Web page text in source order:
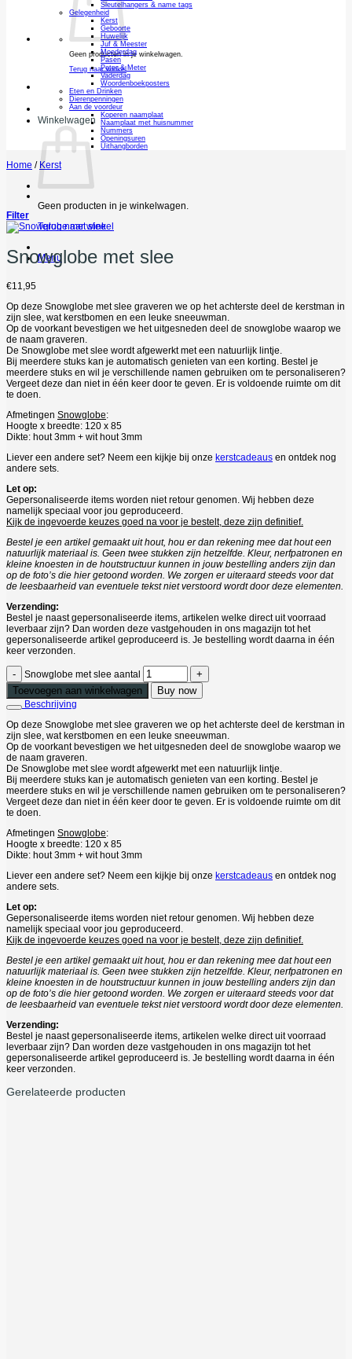
Geen producten in je winkelwagen.
Terug naar winkel
Winkelwagen
Geen producten in je winkelwagen.
Terug naar winkel
Menu
Sleutelhangers & name tags
Gelegenheid
Kerst
Geboorte
Huwelijk
Juf & Meester
Moederdag
Pasen
Peter & Meter
Vaderdag
Woordenboekposters
Eten en Drinken
Dierenpenningen
Aan de voordeur
Koperen naamplaat
Naamplaat met huisnummer
Nummers
Openingsuren
Uithangborden
Home / Kerst
Filter
Snowglobe met slee
€11,95
Op deze Snowglobe met slee graveren we op het achterste deel de kerstman in
zijn slee, wat kerstbomen en een leuke sneeuwman.
Op de voorkant bevestigen we het uitgesneden deel de snowglobe waarop we
de naam graveren.
De Snowglobe met slee wordt afgewerkt met een natuurlijk lintje.
Bij meerdere stuks kan je automatisch genieten van een korting. Bestel je
meerdere stuks en wil je verschillende namen gebruiken om te personaliseren?
Vergeet deze dan niet in één keer door te geven. Er is voldoende ruimte om dit
te doen.
Afmetingen Snowglobe:
Hoogte x breedte: 120 x 85
Dikte: hout 3mm + wit hout 3mm
Liever een andere set? Neem een kijkje bij onze kerstcadeaus en ontdek nog
andere sets.
Let op:
Gepersonaliseerde items worden niet retour genomen. Wij hebben deze
namelijk speciaal voor jou geproduceerd.
Kijk de ingevoerde keuzes goed na voor je bestelt, deze zijn definitief.
Bestel je een artikel gemaakt uit hout, hou er dan rekening mee dat hout een
natuurlijk materiaal is. Geen twee stukken zijn hetzelfde. Kleur, nerfpatronen en
kleine knoesten in de houtstructuur kunnen in jouw bestelling anders zijn dan
op de foto’s die hier getoond worden. We zorgen er uiteraard steeds voor dat
de leesbaarheid van eventuele tekst niet verstoord wordt door deze elementen.
Verzending:
Bestel je naast gepersonaliseerde items, artikelen welke direct uit voorraad
leverbaar zijn? Dan worden deze vastgehouden in ons magazijn tot het
gepersonaliseerde artikel geproduceerd is. Je bestelling wordt daarna in één
keer verzonden.
Snowglobe met slee aantal
Toevoegen aan winkelwagen Buy now
Beschrijving
Op deze Snowglobe met slee graveren we op het achterste deel de kerstman in
zijn slee, wat kerstbomen en een leuke sneeuwman.
Op de voorkant bevestigen we het uitgesneden deel de snowglobe waarop we
de naam graveren.
De Snowglobe met slee wordt afgewerkt met een natuurlijk lintje.
Bij meerdere stuks kan je automatisch genieten van een korting. Bestel je
meerdere stuks en wil je verschillende namen gebruiken om te personaliseren?
Vergeet deze dan niet in één keer door te geven. Er is voldoende ruimte om dit
te doen.
Afmetingen Snowglobe:
Hoogte x breedte: 120 x 85
Dikte: hout 3mm + wit hout 3mm
Liever een andere set? Neem een kijkje bij onze kerstcadeaus en ontdek nog
andere sets.
Let op:
Gepersonaliseerde items worden niet retour genomen. Wij hebben deze
namelijk speciaal voor jou geproduceerd.
Kijk de ingevoerde keuzes goed na voor je bestelt, deze zijn definitief.
Bestel je een artikel gemaakt uit hout, hou er dan rekening mee dat hout een
natuurlijk materiaal is. Geen twee stukken zijn hetzelfde. Kleur, nerfpatronen en
kleine knoesten in de houtstructuur kunnen in jouw bestelling anders zijn dan
op de foto’s die hier getoond worden. We zorgen er uiteraard steeds voor dat
de leesbaarheid van eventuele tekst niet verstoord wordt door deze elementen.
Verzending:
Bestel je naast gepersonaliseerde items, artikelen welke direct uit voorraad
leverbaar zijn? Dan worden deze vastgehouden in ons magazijn tot het
gepersonaliseerde artikel geproduceerd is. Je bestelling wordt daarna in één
keer verzonden.
Gerelateerde producten